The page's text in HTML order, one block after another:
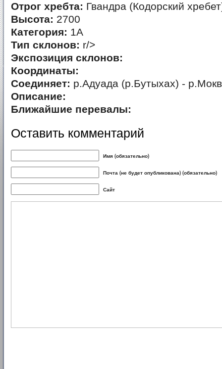
Отрог хребта: Гвандра (Кодорский
Высота: 2700
Категория: 1А
Тип склонов: r/>
Экспозиция склонов:
Координаты:
Соединяет: р.Адуада (р.Бутыхах) -
Описание:
Ближайшие перевалы:
Оставить комментарий
Имя (обязательно)
Почта (не будет опубликована) (обязательно)
Сайт